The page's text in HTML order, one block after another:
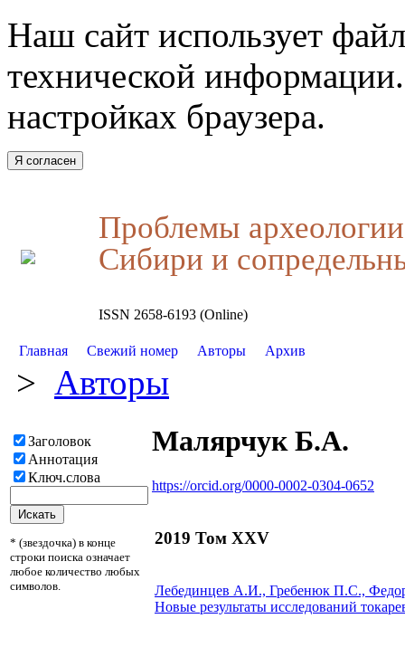
Наш сайт использует
технической
настройках браузера.
Я согласен
Проблемы
Сибири и
ISSN 2658-6193 (Online)
Главная Свежий номер Авторы Архив
> Авторы
Заголовок
Аннотация
Ключ.слова
* (звездочка) в конце
строки поиска означает
любое количество любых
символов.
Малярчук Б.А.
https://orcid.org/0000-0002-0304-0652
2019 Том XXV
Лебединцев А.И., Гребенюк П.С.,
Новые результаты исследований